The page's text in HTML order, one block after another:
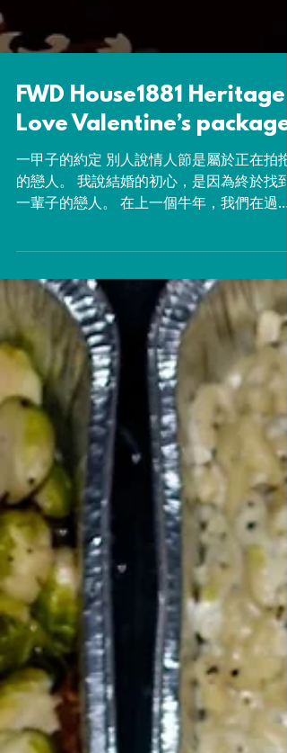
FWD House1881 Heritage
Love Valentine’s package
的戀人。 我說結婚的初心，是因為終於找到
年古蹟伯大尼教堂的見証下結婚了。 在這一
輪歲月中，無論日子如何，你都沒有錯過給
的情人節驚喜。 踏入這個牛年，你告訴我夢
見我們在草地上又再穿上禮服，我就想...